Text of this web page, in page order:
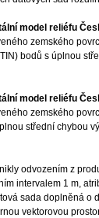
model reliéfu
zemského
bodů s úplnou
model reliéfu
zemského
střední chybou
odvozením z
intervalem 1 m,
sada doplněná o
vektorovou